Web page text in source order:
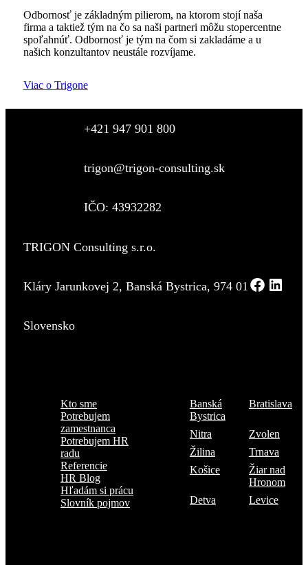
Odbornosť je základným pilierom, na ktorom stojí naša
firma a taktiež tým na čo sa naši partneri môžu stopercentne
spoľahnúť. Odbornosť je tým na čom si zakladáme a u
našich konzultantov neustále rozvíjame.
Viac o Trigone
+421 947 901 800
trigon@trigon-consulting.sk
IČO: 43932282
TRIGON Consulting s.r.o.
Kláry Jarunkovej 2, Banská Bystrica, 974 01
Slovensko
Kto sme
Potrebujem
zamestnanca
Potrebujem HR
radu
Referencie
HR Blog
Hľadám si prácu
Slovník pojmov
Banská
Bystrica
Bratislava
Nitra
Zvolen
Žilina
Trnava
Košice
Žiar nad
Hronom
Detva
Levice